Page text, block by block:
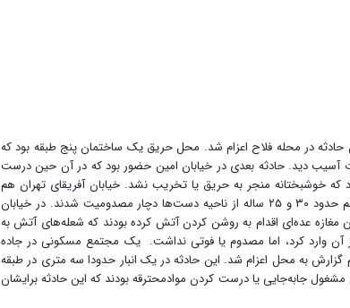
در محله فلاح اعزام شد. محل حریق یک ساختمان پنج طبقه بود که
سر و صورت آسیب دید. حادثه بعدی در خیابان امین حضور بود که در آن حین درست
خوشبختانه منجر به حریق یا تخریب نشد. خیابان آفریقای تهران هم
شاهد انفجار یک ساختمان پنج منطقه مسکونی بود که در آن یک آقا و خانم حدود ۳۰ و ۲۵ ساله از ناحیه دست‌ها دچار مصدومیت شدند. در خیابان
مغازه عده‌ای اقدام به روشن کردن آتش کرده بودند که شعله‌های آتش به
آن وارد کرد، اما مصدوم یا فوتی نداشت. یک مجتمع مسکونی در جاده
۸۶ آتش نشانی به محض اعلام گزارش به محل اعزام شد. این حادثه در یک انبار حدودا سه متری در طبقه
جابه‌جایی یا درست کردن موادمحترقه بودند که این حادثه برایشان